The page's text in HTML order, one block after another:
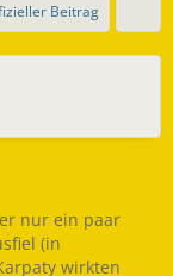
Beitrag
nur ein paar
(in
wirkten